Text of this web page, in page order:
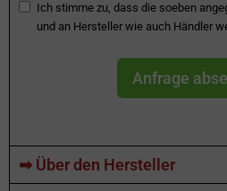
Ich stimme zu, dass die soeben
und an Hersteller wie auch Händler
Anfrage
➡ Über den Hersteller